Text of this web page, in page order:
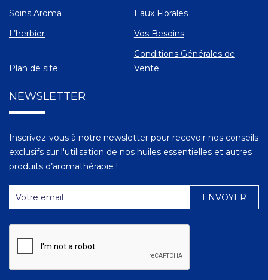
Soins Aroma
Eaux Florales
L’herbier
Vos Besoins
Plan de site
Conditions Générales de
Vente
NEWSLETTER
Inscrivez-vous à notre newsletter pour recevoir nos conseils
exclusifs sur l'utilisation de nos huiles essentielles et autres
produits d’aromathérapie !